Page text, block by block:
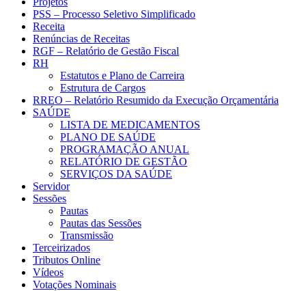
PSS – Processo Seletivo Simplificado
Receita
Renúncias de Receitas
RGF – Relatório de Gestão Fiscal
RH
Estatutos e Plano de Carreira
Estrutura de Cargos
RREO – Relatório Resumido da Execução Orçamentária
SAÚDE
LISTA DE MEDICAMENTOS
PLANO DE SAÚDE
PROGRAMAÇÃO ANUAL
RELATÓRIO DE GESTÃO
SERVIÇOS DA SAÚDE
Servidor
Sessões
Pautas
Pautas das Sessões
Transmissão
Terceirizados
Tributos Online
Vídeos
Votações Nominais